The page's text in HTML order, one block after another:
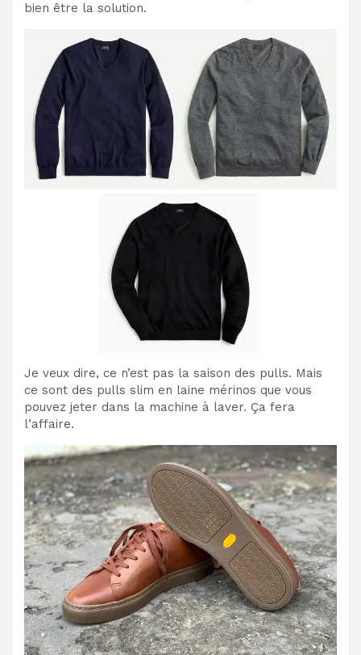
bien être la solution.
Je veux dire, ce n’est pas la saison des pulls. Mais
ce sont des pulls slim en laine mérinos que vous
pouvez jeter dans la machine à laver. Ça fera
l’affaire.